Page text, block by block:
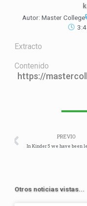
Autor: Master College
Extracto
Contenido
https://
PREVIO
Otros noticias vistas...